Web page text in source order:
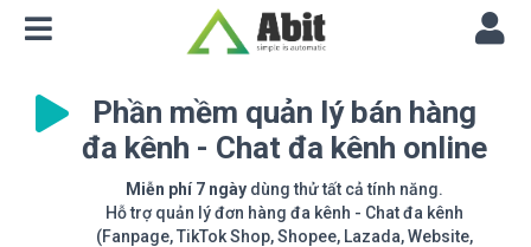
Phần mềm quản lý bán hàng
đa kênh - Chat đa kênh online
Miễn phí 7 ngày dùng thử tất cả tính năng.
Hỗ trợ quản lý đơn hàng đa kênh - Chat đa kênh
(Fanpage, TikTok Shop, Shopee, Lazada, Website,